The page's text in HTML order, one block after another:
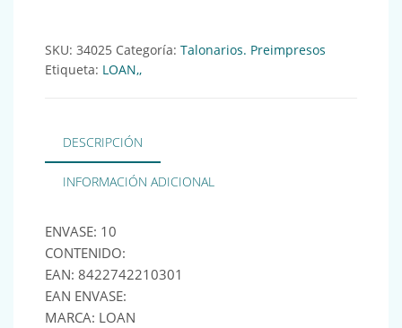
SKU: 34025 Categoría: Talonarios. Preimpresos
Etiqueta: LOAN,,
DESCRIPCIÓN
INFORMACIÓN ADICIONAL
ENVASE: 10
CONTENIDO:
EAN: 8422742210301
EAN ENVASE:
MARCA: LOAN